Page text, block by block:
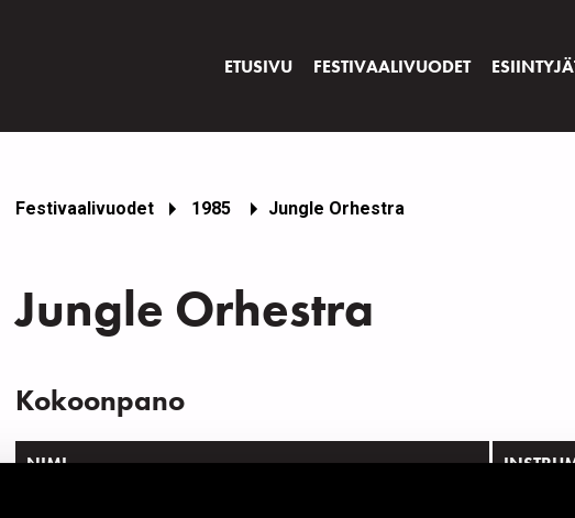
ETUSIVU FESTIVAALIVUODET
Festivaalivuodet 1985 Jungle Orhestra
Jungle Orhestra
Kokoonpano
NIMI